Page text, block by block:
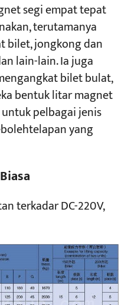
segi empat tepat
terutamanya
bilet, jongkong dan
lain-lain. Ia juga
bilet bulat,
bentuk litar magnet
pelbagai jenis
yang
terkadar DC-220V,